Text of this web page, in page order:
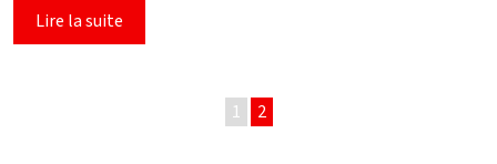
Lire la suite
1 2